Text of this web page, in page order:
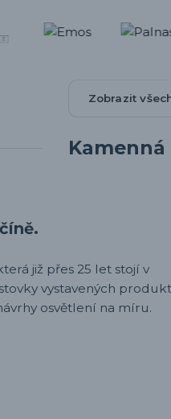
Zobrazit
již přes 25 let stojí v
vystavených
osvětlení na míru.